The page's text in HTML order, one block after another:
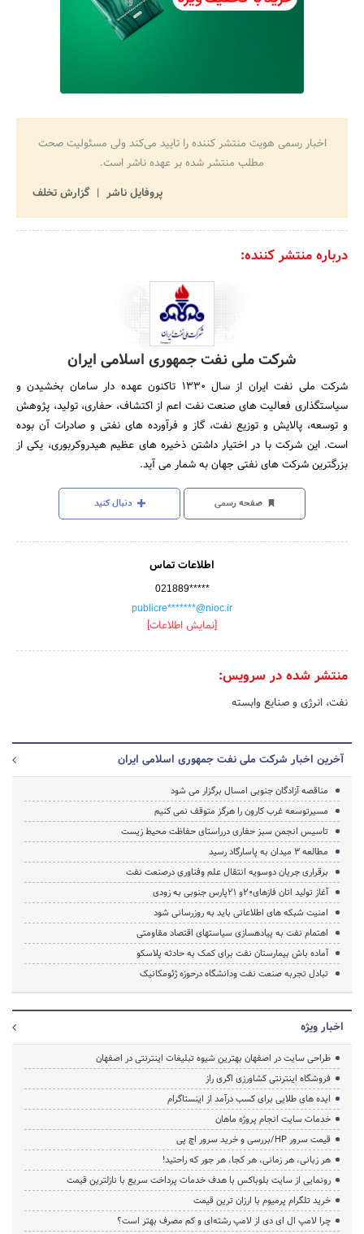
اخبار رسمی هویت منتشر کننده را تایید می‌کند ولی مسئولیت صحت
مطلب منتشر شده بر عهده ناشر است.
پروفایل ناشر
گزارش تخلف
درباره منتشر کننده:
شرکت ملی نفت جمهوری اسلامی ایران
شرکت ملی نفت ایران از سال 1330 تاکنون عهده دار سامان بخشیدن و
سیاستگذاری فعالیت های صنعت نفت اعم از اکتشاف، حفاری، تولید، پژوهش
و توسعه، پالایش و توزیع نفت، گاز و فرآورده های نفتی و صادرات آن بوده
است. این شرکت با در اختیار داشتن ذخیره های عظیم هیدروکربوری، یکی از
بزرگترین شرکت های نفتی جهان به شمار می آید.
صفحه رسمی دنبال کنید
اطلاعات تماس
021889*****
publicre*******@nioc.ir
[نمایش اطلاعات]
منتشر شده در سرویس:
نفت، انرژی و صنایع وابسته
آخرین اخبار شرکت ملی نفت جمهوری اسلامی ایران
مناقصه آزادگان جنوبی امسال برگزار می شود
مسیرتوسعه غرب کارون را هرگز متوقف نمی کنیم
تاسیس انجمن سبز حفاری درراستای حفاظت محیط زیست
مطالعه 3 میدان به پاسارگاد رسید
برقراری جریان دوسویه انتقال علم وفناوری درصنعت نفت
آغاز تولید اتان فازهای20و 21پارس جنوبی به زودی
امنیت شبکه های اطلاعاتی باید به روزرسانی شود
اهتمام نفت به پیاده‎سازی سیاست‎های اقتصاد مقاومتی
آماده باش بیمارستان نفت برای کمک به حادثه پلاسکو
تبادل تجربه صنعت نفت ودانشگاه درحوزه ژئومکانیک
اخبار ویژه
طراحی سایت در اصفهان بهترین شیوه تبلیغات اینترنتی در اصفهان
فروشگاه اینترنتی کشاورزی اگری راز
ایده های طلایی برای کسب درآمد از اینستاگرام
خدمات سایت انجام پروژه ماهان
قیمت سرور HP/بررسی و خرید سرور اچ پی
هر زبانی، هر زمانی، هر کجا، هر جور که راحتید!
رونمایی از سایت بلوباکس با هدف خدمات پرداخت سریع با نازلترین قیمت
خرید تلگرام پرمیوم با ارزان ترین قیمت
چرا لامپ ال ای دی از لامپ رشته‌ای و کم مصرف بهتر است؟